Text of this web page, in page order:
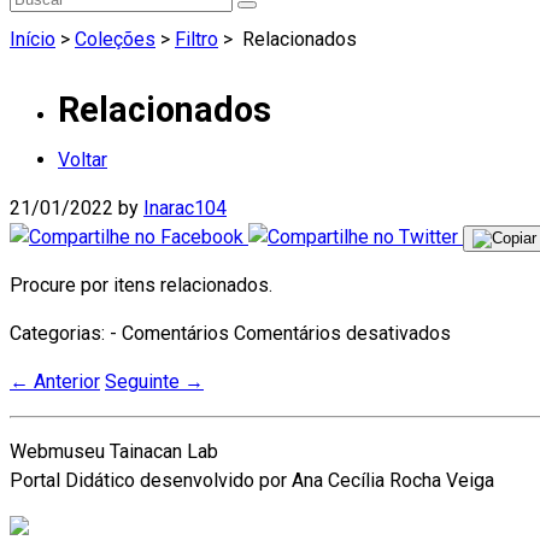
Início > Coleções > Filtro > Relacionados
Relacionados
Voltar
21/01/2022 by Inarac104
Procure por itens relacionados.
Categorias: - Comentários Comentários desativados
← Anterior Seguinte →
Webmuseu Tainacan Lab
Portal Didático desenvolvido por Ana Cecília Rocha Veiga